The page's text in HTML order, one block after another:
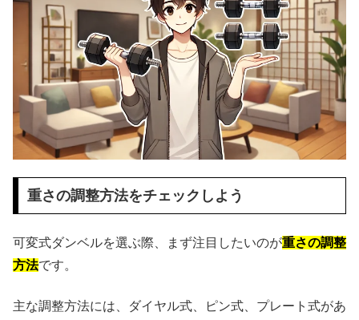
重さの調整方法をチェックしよう
可変式ダンベルを選ぶ際、まず注目したいのが重さの調整
方法です。
主な調整方法には、ダイヤル式、ピン式、プレート式があ